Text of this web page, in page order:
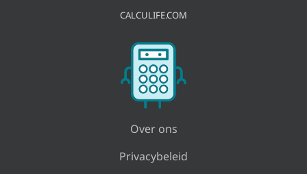
CALCULIFE.COM
Over ons
Privacybeleid